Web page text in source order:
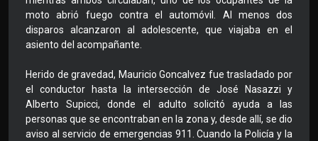
moto abrió fuego contra el automóvil. Al menos dos
disparos alcanzaron al adolescente, que viajaba en el
asiento del acompañante.
Herido de gravedad, Mauricio Goncalvez fue trasladado por
el conductor hasta la intersección de José Nasazzi y
Alberto Supicci, donde el adulto solicitó ayuda a las
personas que se encontraban en la zona y, desde allí, se dio
aviso al servicio de emergencias 911. Cuando la Policía y la